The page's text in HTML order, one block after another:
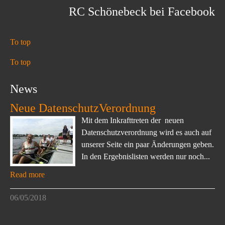
RC Schönebeck bei Facebook
To top
To top
News
Neue DatenschutzVerordnung
Mit dem Inkrafttreten der neuen
Datenschutzverordnung wird es auch auf
unserer Seite ein paar Änderungen geben.
In den Ergebnislisten werden nur noch...
Read more
06/05/2018